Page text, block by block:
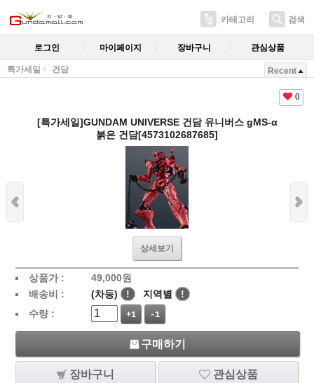
카테고리 검색
로그인 마이페이지 장바구니 관심상품
특가세일 건담 Recent
0
[특가세일]GUNDAM UNIVERSE 건담 유니버스 gMS-α
붉은 건담[4573102687685]
상세보기
상품가 : 49,000원
배송비 :
(차등) ! 지역별
!
수량 :
+1 -1
구매하기
장바구니 관심상품